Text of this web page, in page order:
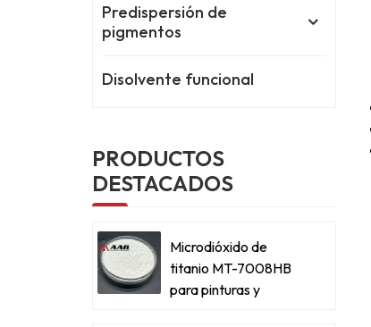
Predispersión de
pigmentos
Disolvente funcional
PRODUCTOS
DESTACADOS
Microdióxido de
titanio MT-7008HB
para pinturas y